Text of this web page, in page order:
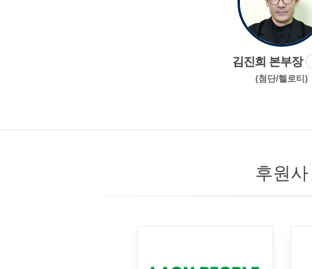
김진희 본부장
(첨단/헬로티)
후원사